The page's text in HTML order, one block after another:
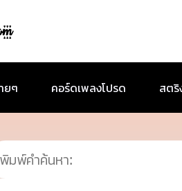
ยๆ คอร์ดเพลงโปรด สตริ